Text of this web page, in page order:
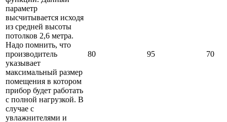
параметр
высчитывается исходя
из средней высоты
потолков 2,6 метра.
Надо помнить, что
производитель
указывает
максимальный размер
помещения в котором
прибор будет работать
с полной нагрузкой. В
случае с
увлажнителями и
80 95 70